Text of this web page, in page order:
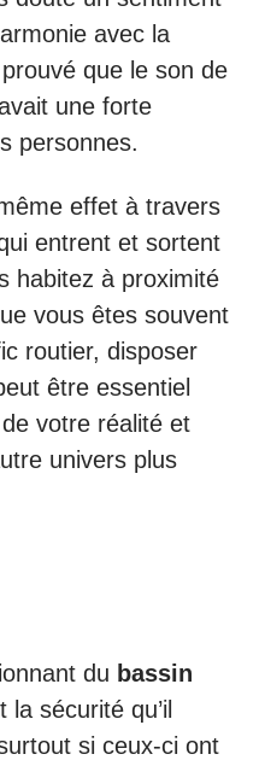
avec la
que le son de
une forte
personnes.
effet à travers
entrent et sortent
habitez à proximité
vous êtes souvent
routier, disposer
être essentiel
votre réalité et
univers plus
du bassin
la sécurité qu’il
si ceux-ci ont